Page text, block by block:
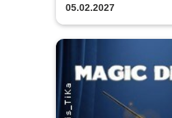
05.02.2027